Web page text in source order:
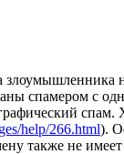
спамером с
help/266.html).
также не